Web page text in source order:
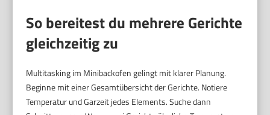
So bereitest du mehrere Gerichte
gleichzeitig zu
Multitasking im Minibackofen gelingt mit klarer Planung.
Beginne mit einer Gesamtübersicht der Gerichte. Notiere
Temperatur und Garzeit jedes Elements. Suche dann